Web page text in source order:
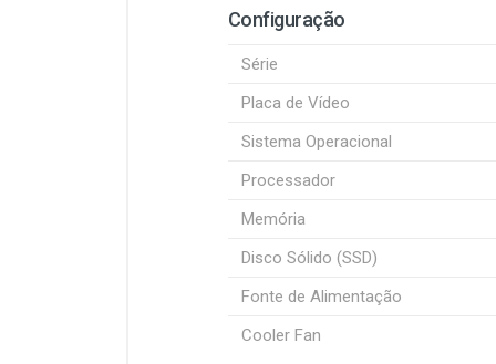
Configuração
Série
Placa de Vídeo
Sistema Operacional
Processador
Memória
Disco Sólido (SSD)
Fonte de Alimentação
Cooler Fan